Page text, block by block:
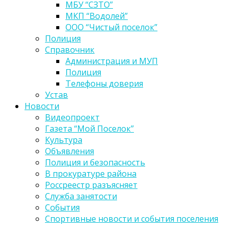
МБУ “СЗТО”
МКП “Водолей”
ООО “Чистый поселок”
Полиция
Справочник
Администрация и МУП
Полиция
Телефоны доверия
Устав
Новости
Видеопроект
Газета “Мой Поселок”
Культура
Объявления
Полиция и безопасность
В прокуратуре района
Россреестр разъясняет
Служба занятости
События
Спортивные новости и события поселения